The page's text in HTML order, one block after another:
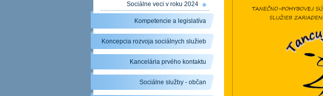
Sociálne veci v roku 2024
Kompetencie a legislatíva
Koncepcia rozvoja sociálnych služieb
Kancelária prvého kontaktu
Sociálne služby - občan